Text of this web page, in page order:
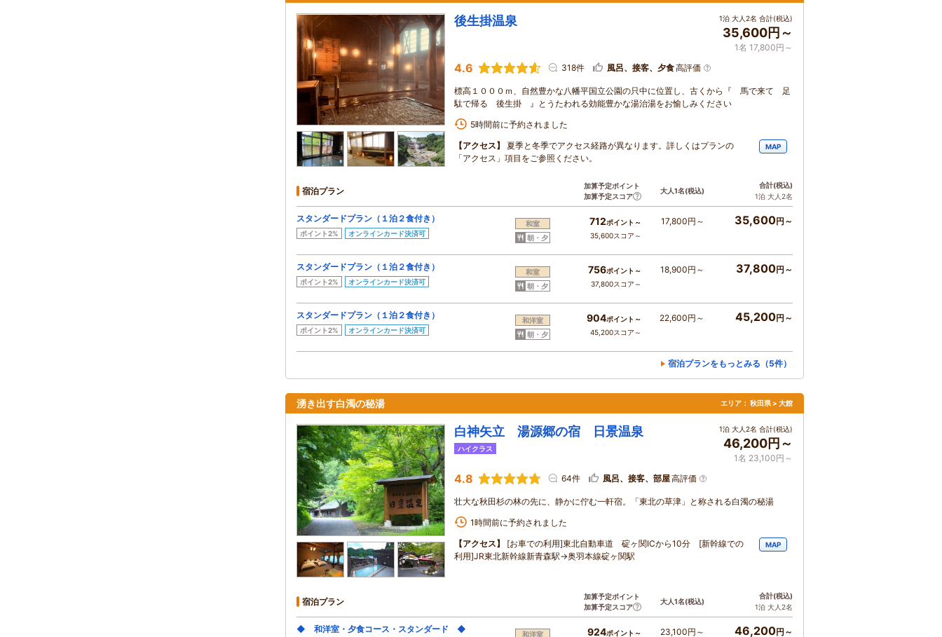
後生掛温泉 1泊 大人2名 合計(税込)
35,600円～
1名 17,800円～
4.6 318件 風呂、接客、夕食高評価
標高１０００ｍ、自然豊かな八幡平国立公園の只中に位置し、古くから『 馬で来て 足
駄で帰る 後生掛 』とうたわれる効能豊かな湯治湯をお愉しみください
5時間前に予約されました
【アクセス】
夏季と冬季でアクセス経路が異なります。詳しくはプランの
「アクセス」項目をご参照ください。
MAP
宿泊プラン
加算予定ポイント
加算予定スコア
大人1名(税込)
合計(税込)
1泊 大人2名
スタンダードプラン（１泊２食付き）
ポイント2% オンラインカード決済可
和室
朝・夕
712ポイント～
35,600スコア～
17,800円～ 35,600円～
スタンダードプラン（１泊２食付き）
ポイント2% オンラインカード決済可
和室
朝・夕
756ポイント～
37,800スコア～
18,900円～ 37,800円～
スタンダードプラン（１泊２食付き）
ポイント2% オンラインカード決済可
和洋室
朝・夕
904ポイント～
45,200スコア～
22,600円～ 45,200円～
宿泊プランをもっとみる（5件）
湧き出す白濁の秘湯 エリア： 秋田県 > 大館
白神矢立 湯源郷の宿 日景温泉
ハイクラス
1泊 大人2名 合計(税込)
46,200円～
1名 23,100円～
4.8 64件 風呂、接客、部屋高評価
壮大な秋田杉の林の先に、静かに佇む一軒宿。「東北の草津」と称される白濁の秘湯
1時間前に予約されました
【アクセス】
[お車での利用]東北自動車道 碇ヶ関ICから10分 [新幹線での
利用]JR東北新幹線新青森駅→奥羽本線碇ヶ関駅
MAP
宿泊プラン
加算予定ポイント
加算予定スコア
大人1名(税込)
合計(税込)
1泊 大人2名
◆ 和洋室・夕食コース・スタンダード ◆ 和洋室 924ポイント～ 23,100円～ 46,200円～